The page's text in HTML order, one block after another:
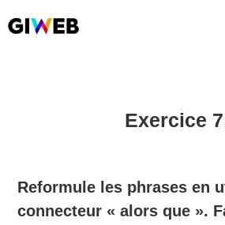
Exercice
Reformule les phrases en
connecteur « alors que ».